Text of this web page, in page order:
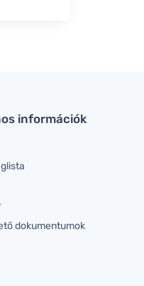
információk
dokumentumok